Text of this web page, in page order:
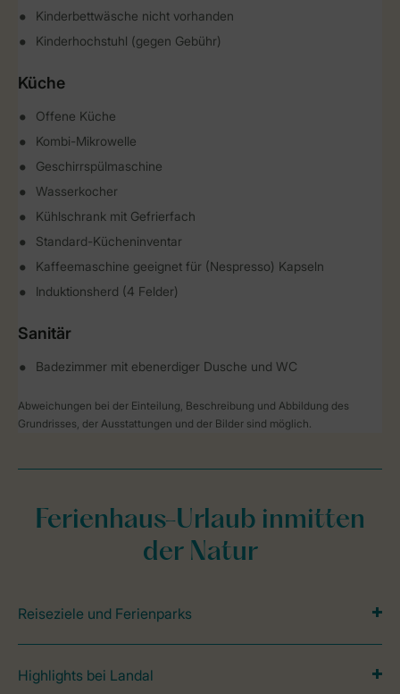
Kinderbettwäsche nicht vorhanden
Kinderhochstuhl (gegen Gebühr)
Küche
Offene Küche
Kombi-Mikrowelle
Geschirrspülmaschine
Wasserkocher
Kühlschrank mit Gefrierfach
Standard-Kücheninventar
Kaffeemaschine geeignet für (Nespresso) Kapseln
Induktionsherd (4 Felder)
Sanitär
Badezimmer mit ebenerdiger Dusche und WC
Abweichungen bei der Einteilung, Beschreibung und Abbildung des
Grundrisses, der Ausstattungen und der Bilder sind möglich.
Ferienhaus-Urlaub inmitten
der Natur
Reiseziele und Ferienparks
Highlights bei Landal